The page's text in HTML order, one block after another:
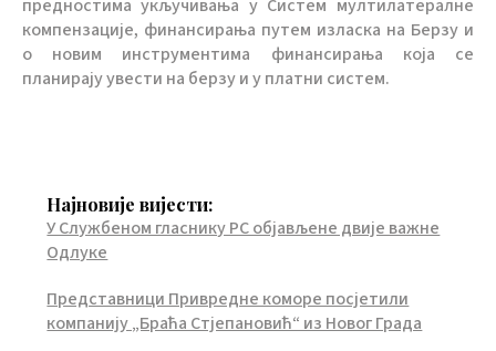
предностима укључивања у Систем мултилатералне
компензације, финансирања путем изласка на Берзу и
о новим инструментима финансирања која се
планирају увести на берзу и у платни систем.
Најновије вијести:
У Службеном гласнику РС објављене двије важне
Одлуке
Представници Привредне коморе посјетили
компанију „Браћа Стјепановић“ из Новог Града